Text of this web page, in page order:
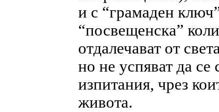
и с “грамаден
“посвещенска”
отдалечават от
но не успяват да се
изпитания, чрез
живота.